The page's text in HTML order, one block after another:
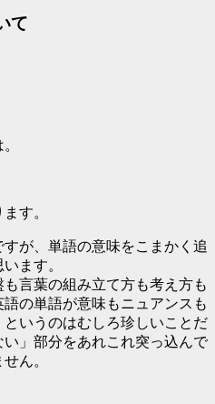
て
す。
が、単語の意味をこまかく追
ます。
言葉の組み立て方も考え方も
の単語が意味もニュアンスも
いうのはむしろ珍しいことだ
」部分をあれこれ突っ込んで
ん。